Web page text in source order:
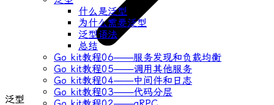
什么是泛型
为什么需要泛型
泛型语法
总结
Go kit教程06——服务发现和负载均衡
Go kit教程05——调用其他服务
Go kit教程04——中间件和日志
Go kit教程03——代码分层
泛型